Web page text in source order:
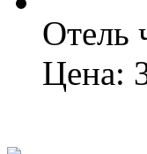
Отель
Цена: